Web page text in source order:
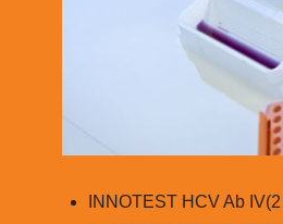
INNOTEST HCV Ab